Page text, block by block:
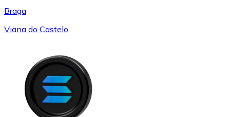
Braga
Viana do Castelo